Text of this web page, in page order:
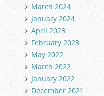
March 2024
January 2024
April 2023
February 2023
May 2022
March 2022
January 2022
December 2021